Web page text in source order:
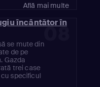
Află mai multe
08
încântător în
se mute din
de pe
Gazda
trei case
specificul